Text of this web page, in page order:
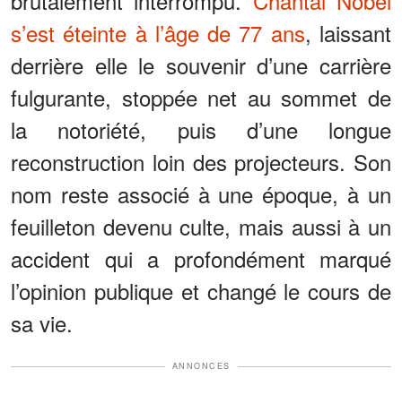
s’est éteinte à l’âge de 77 ans, laissant
derrière elle le souvenir d’une carrière
fulgurante, stoppée net au sommet de
la notoriété, puis d’une longue
reconstruction loin des projecteurs. Son
nom reste associé à une époque, à un
feuilleton devenu culte, mais aussi à un
accident qui a profondément marqué
l’opinion publique et changé le cours de
sa vie.
ANNONCES